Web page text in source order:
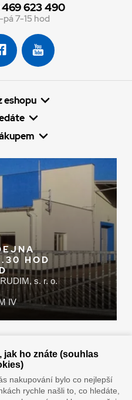
623 490
pá 7-15 hod
eshopu
HOD
s. r. o.
IV
dopravcem
jak ho znáte (souhlas
nakupování bylo co nejlepší
rychle našli to, co hledáte,